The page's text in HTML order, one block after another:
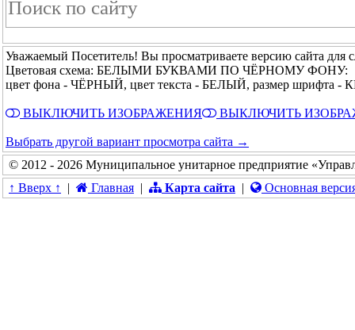
Уважаемый Посетитель! Вы просматриваете версию сайта для
Цветовая схема: БЕЛЫМИ БУКВАМИ ПО ЧЁРНОМУ ФОНУ:
цвет фона - ЧЁРНЫЙ, цвет текста - БЕЛЫЙ, размер шрифта
ВЫКЛЮЧИТЬ ИЗОБРАЖЕНИЯ ВЫКЛЮЧИТЬ
Выбрать другой вариант просмотра сайта →
© 2012 - 2026 Муниципальное унитарное предприятие
↑ Вверх ↑
| Главная | Карта сайта | Основная